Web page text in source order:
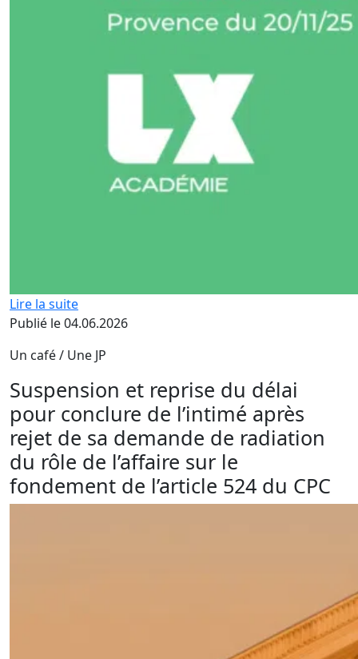
Lire la suite
Publié le 04.06.2026
Un café / Une JP
Suspension et reprise du délai
pour conclure de l’intimé après
rejet de sa demande de radiation
du rôle de l’affaire sur le
fondement de l’article 524 du CPC